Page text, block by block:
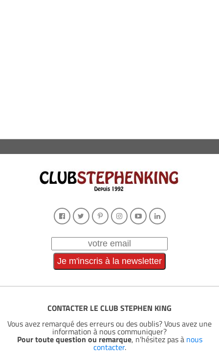
CONTACTER LE CLUB STEPHEN KING
Vous avez remarqué des erreurs ou des oublis? Vous avez une
information à nous communiquer?
Pour toute question ou remarque, n'hésitez pas à nous
contacter.